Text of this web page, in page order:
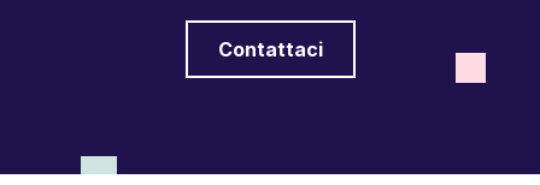
Contattaci